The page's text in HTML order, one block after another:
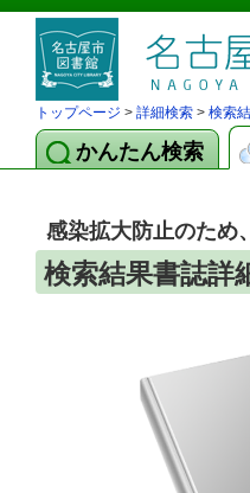
トップページ > 詳細検索 > 検索
かんたん検索
感染拡大防止のため
検索結果書誌詳